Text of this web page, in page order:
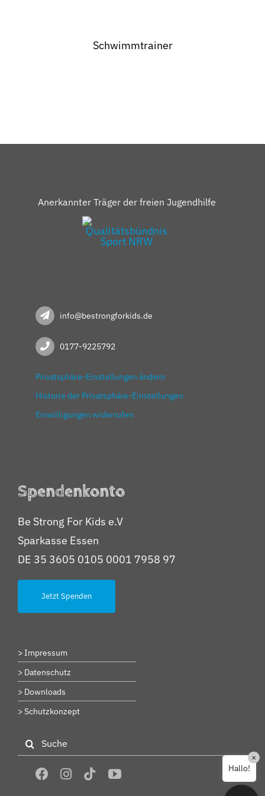
Schwimmtrainer
Anerkannter Träger der freien Jugendhilfe
info@bestrongforkids.de
0177-9225792
Privatsphäre-Einstellungen ändern
Historie der Privatsphäre-Einstellungen
Einwilligungen widerrufen
Spendenkonto
Be Strong For Kids e.V
Sparkasse Essen
DE 35 3605 0105 0001 7958 97
Jetzt Spenden
> Impressum
> Datenschutz
> Downloads
> Schutzkonzept
Suche
nach:
Hallo!
×